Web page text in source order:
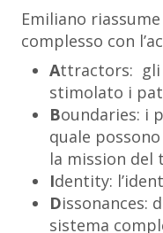
Emiliano
complesso con
Attractors: gli
stimolato i
Boundaries: i
quale
la mission del
Identity:
Dissonances:
sistema